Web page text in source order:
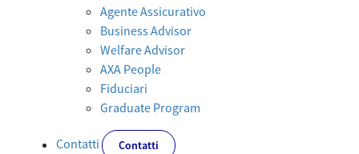
Agente Assicurativo
Business Advisor
Welfare Advisor
AXA People
Fiduciari
Graduate Program
Contatti Contatti